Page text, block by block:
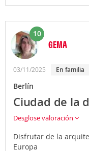
10
GEMA
03/11/2025 En familia
Berlín
Ciudad de la
Desglose valoración
Disfrutar de la
Europa